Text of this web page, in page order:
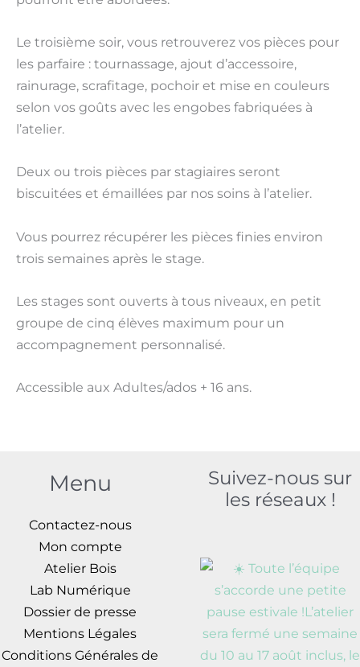
Le troisième soir, vous retrouverez vos pièces pour
les parfaire : tournassage, ajout d’accessoire,
rainurage, scrafitage, pochoir et mise en couleurs
selon vos goûts avec les engobes fabriquées à
l’atelier.
Deux ou trois pièces par stagiaires seront
biscuitées et émaillées par nos soins à l’atelier.
Vous pourrez récupérer les pièces finies environ
trois semaines après le stage.
Les stages sont ouverts à tous niveaux, en petit
groupe de cinq élèves maximum pour un
accompagnement personnalisé.
Accessible aux Adultes/ados + 16 ans.
Menu
Contactez-nous
Mon compte
Atelier Bois
Lab Numérique
Dossier de presse
Mentions Légales
Conditions Générales de
Suivez-nous sur
les réseaux !